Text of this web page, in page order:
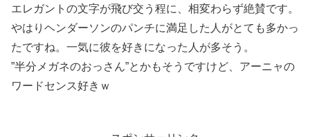
エレガントの文字が飛び交う程に、相変わらず絶賛です。
やはりヘンダーソンのパンチに満足した人がとても多かっ
たですね。一気に彼を好きになった人が多そう。
”半分メガネのおっさん”とかもそうですけど、アーニャの
ワードセンス好きｗ